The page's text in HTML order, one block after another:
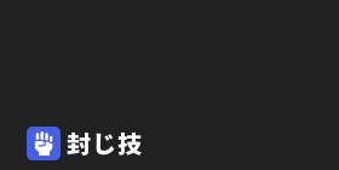
封じ技